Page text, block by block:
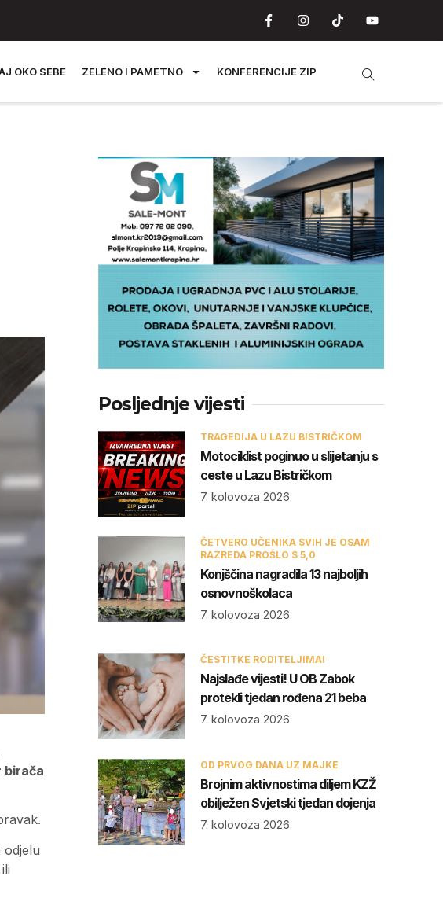
OKO SEBE ZELENO I PAMETNO KONFERENCIJE ZIP
birača
odjelu
Posljednje vijesti
TRAGEDIJA U LAZU BISTRIČKOM
Motociklist poginuo u slijetanju s
ceste u Lazu Bistričkom
7. kolovoza 2026.
ČETVERO UČENIKA SVIH JE OSAM
RAZREDA PROŠLO S 5,0
Konjščina nagradila 13 najboljih
osnovnoškolaca
7. kolovoza 2026.
ČESTITKE RODITELJIMA!
Najslađe vijesti! U OB Zabok
protekli tjedan rođena 21 beba
7. kolovoza 2026.
OD PRVOG DANA UZ MAJKE
Brojnim aktivnostima diljem KZŽ
obilježen Svjetski tjedan dojenja
7. kolovoza 2026.